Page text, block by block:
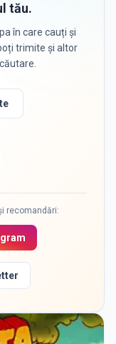
tău.
în care cauți și
trimite și altor
recomandări: